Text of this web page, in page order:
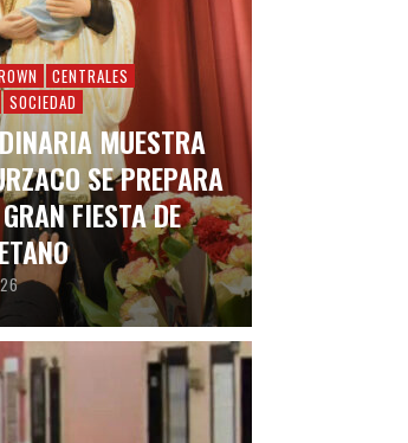
CENTRALES
SOCIEDAD
MUESTRA
SE PREPARA
FIESTA DE